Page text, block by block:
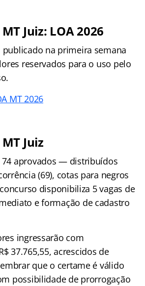
Juiz: LOA 2026
na primeira semana
reservados para o uso pelo
MT 2026
Juiz
aprovados — distribuídos
(69), cotas para negros
disponibiliza 5 vagas de
e formação de cadastro
ingressarão com
37.765,55, acrescidos de
que o certame é válido
possibilidade de prorrogação